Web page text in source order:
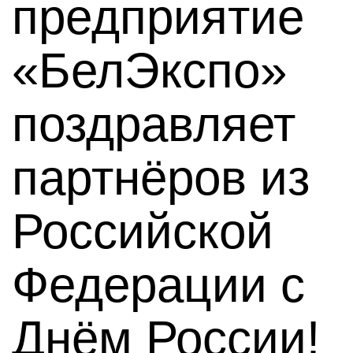
предприятие
«БелЭкспо»
поздравляет
партнёров из
Российской
Федерации с
Днём России!